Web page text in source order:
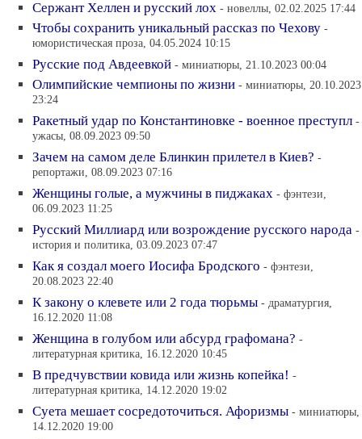
Сержант Хеллен и русский лох - новеллы, 02.02.2025 17:44
Чтобы сохранить уникальный рассказ по Чехову -
юмористическая проза, 04.05.2024 10:15
Русские под Авдеевкой - миниатюры, 21.10.2023 00:04
Олимпийские чемпионы по жизни - миниатюры, 20.10.2023
23:24
Ракетный удар по Константиновке - военное преступл -
ужасы, 08.09.2023 09:50
Зачем на самом деле Блинкин прилетел в Киев? -
репортажи, 08.09.2023 07:16
Женщины голые, а мужчины в пиджаках - фэнтези,
06.09.2023 11:25
Русский Миллиард или возрождение русского народа -
история и политика, 03.09.2023 07:47
Как я создал моего Иосифа Бродского - фэнтези,
20.08.2023 22:40
К закону о клевете или 2 года тюрьмы - драматургия,
16.12.2020 11:08
Женщина в голубом или абсурд графомана? -
литературная критика, 16.12.2020 10:45
В предчувствии ковида или жизнь копейка! -
литературная критика, 14.12.2020 19:02
Суета мешает сосредоточиться. Афоризмы - миниатюры,
14.12.2020 19:00